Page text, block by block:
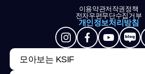
이용약관저작권정책
전자우편무단수집거부
개인정보처리방침
모아보는 KSIF